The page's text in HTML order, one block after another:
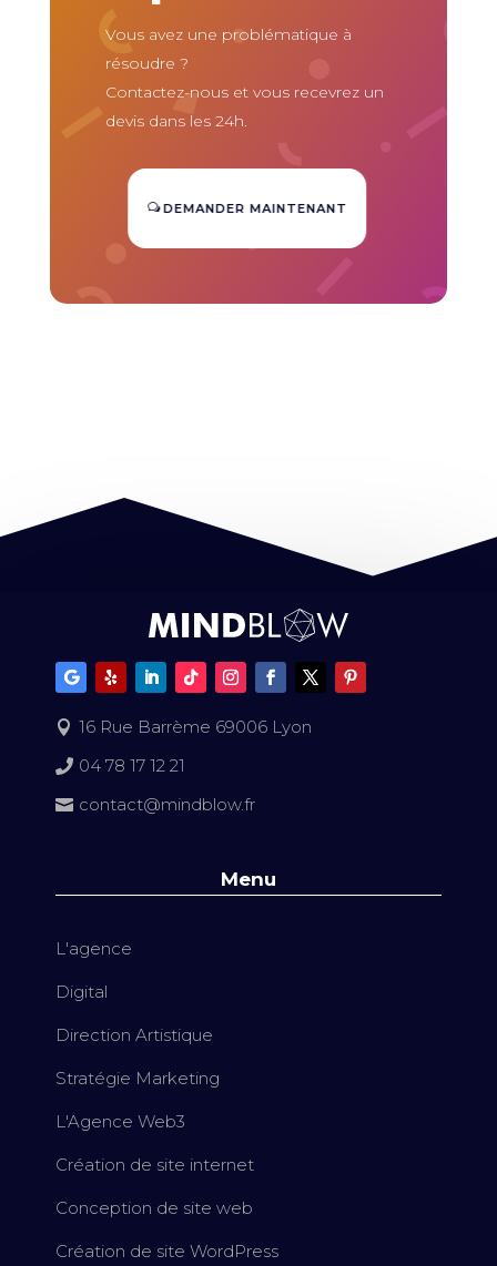
Vous avez une problématique à
résoudre ?
Contactez-nous et vous recevrez un
devis dans les 24h.
DEMANDER MAINTENANT
 16 Rue Barrème 69006 Lyon
 04 78 17 12 21
 contact@mindblow.fr
Menu
L'agence
Digital
Direction Artistique
Stratégie Marketing
L'Agence Web3
Création de site internet
Conception de site web
Création de site WordPress